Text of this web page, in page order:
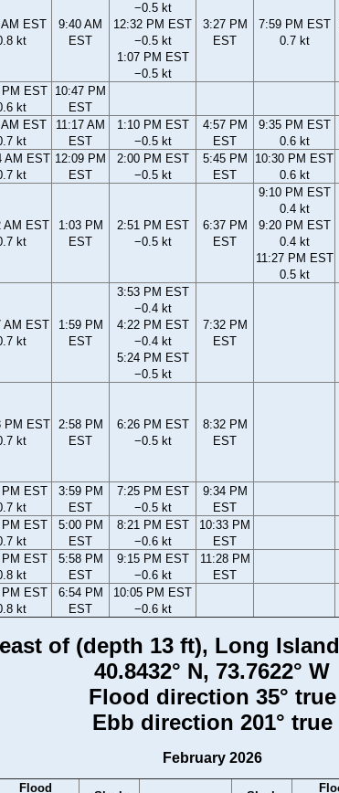
EST
kt
9:40 AM
EST
−0.5 kt
12:32 PM EST
−0.5 kt
1:07 PM EST
−0.5 kt
3:27 PM
EST
7:59 PM EST
0.7 kt
EST
kt
10:47 PM
EST
EST
kt
11:17 AM
EST
1:10 PM EST
−0.5 kt
4:57 PM
EST
9:35 PM EST
0.6 kt
AM EST
kt
12:09 PM
EST
2:00 PM EST
−0.5 kt
5:45 PM
EST
10:30 PM EST
0.6 kt
AM EST
kt
1:03 PM
EST
2:51 PM EST
−0.5 kt
6:37 PM
EST
9:10 PM EST
0.4 kt
9:20 PM EST
0.4 kt
11:27 PM EST
0.5 kt
AM EST
kt
1:59 PM
EST
3:53 PM EST
−0.4 kt
4:22 PM EST
−0.4 kt
5:24 PM EST
−0.5 kt
7:32 PM
EST
PM EST
kt
2:58 PM
EST
6:26 PM EST
−0.5 kt
8:32 PM
EST
PM EST
kt
3:59 PM
EST
7:25 PM EST
−0.5 kt
9:34 PM
EST
EST
kt
5:00 PM
EST
8:21 PM EST
−0.6 kt
10:33 PM
EST
EST
kt
5:58 PM
EST
9:15 PM EST
−0.6 kt
11:28 PM
EST
EST
kt
6:54 PM
EST
10:05 PM EST
−0.6 kt
of (depth 13 ft), Long
40.8432° N, 73.7622° W
Flood direction 35° true
Ebb direction 201° true
February 2026
Flood